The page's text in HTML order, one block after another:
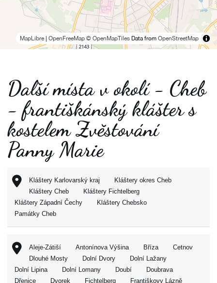
MapLibre OpenFreeMap © OpenMapTiles Data from OpenStreetMap
Další místa v okolí - Cheb
- františkánský klášter s
kostelem Zvěstování
Panny Marie
Kláštery Karlovarský kraj
Kláštery okres Cheb
Kláštery Cheb
Kláštery Fichtelberg
Kláštery Západní Čechy
Kláštery Chebsko
Památky Cheb
Aleje-Zátiší Antonínova Výšina Bříza
Cetnov
Dlouhé Mosty
Dolní Dvory
Dolní Lažany
Dolní Lipina
Dolní Lomany Doubí
Doubrava
Dřenice
Dvorek Fichtelberg Františkovy Lázně